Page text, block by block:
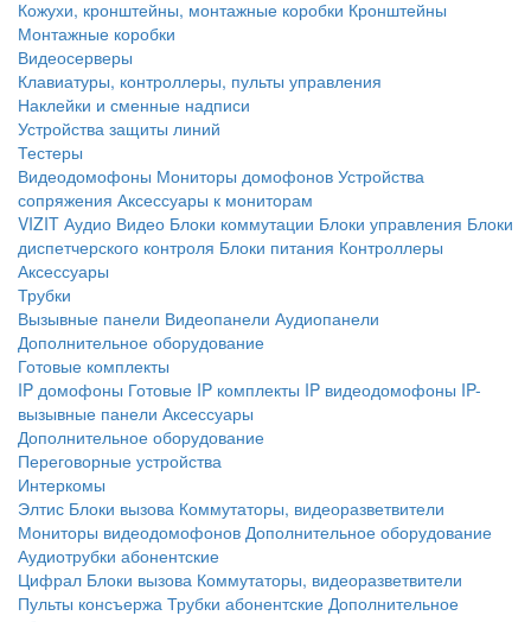
Кожухи, кронштейны, монтажные коробки Кронштейны
Монтажные коробки
Видеосерверы
Клавиатуры, контроллеры, пульты управления
Наклейки и сменные надписи
Устройства защиты линий
Тестеры
Видеодомофоны Мониторы домофонов Устройства
сопряжения Аксессуары к мониторам
VIZIT Аудио Видео Блоки коммутации Блоки управления Блоки
диспетчерского контроля Блоки питания Контроллеры
Аксессуары
Трубки
Вызывные панели Видеопанели Аудиопанели
Дополнительное оборудование
Готовые комплекты
IP домофоны Готовые IP комплекты IP видеодомофоны IP-
вызывные панели Аксессуары
Дополнительное оборудование
Переговорные устройства
Интеркомы
Элтис Блоки вызова Коммутаторы, видеоразветвители
Мониторы видеодомофонов Дополнительное оборудование
Аудиотрубки абонентские
Цифрал Блоки вызова Коммутаторы, видеоразветвители
Пульты консъержа Трубки абонентские Дополнительное